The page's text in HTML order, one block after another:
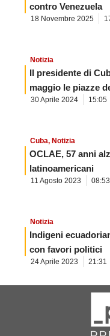
contro Venezuela
18 Novembre 2025
Notizia
Il presidente di
maggio le piazze
30 Aprile 2024 15:05
Cuba, Notizia
OCLAE, 57 anni
latinoamericani
11 Agosto 2023 08:53
Notizia
Indigeni
con favori politici
24 Aprile 2023 21:31